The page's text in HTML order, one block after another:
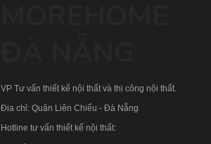
VP Tư vấn thiết kế nội thất và thi công nội thất.
Địa chỉ: Quận Liên Chiểu - Đà Nẵng
Hotline tư vấn thiết kế nội thất: